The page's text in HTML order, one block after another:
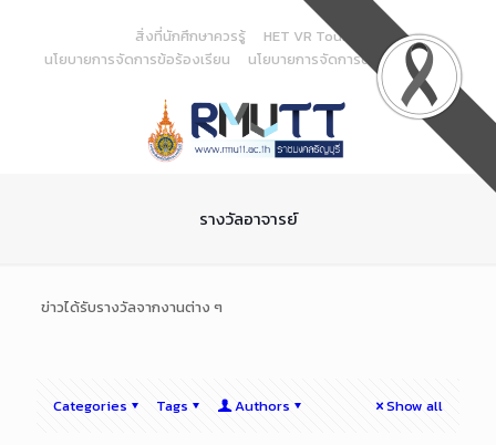
Content
สิ่งที่นักศึกษาควรรู้
HET VR Tour
นโยบายการจัดการข้อร้องเรียน
นโยบายการจัดการด้านสารสนเทศ
รางวัลอาจารย์
ข่าวได้รับรางวัลจากงานต่าง ๆ
Categories Tags Authors Show all